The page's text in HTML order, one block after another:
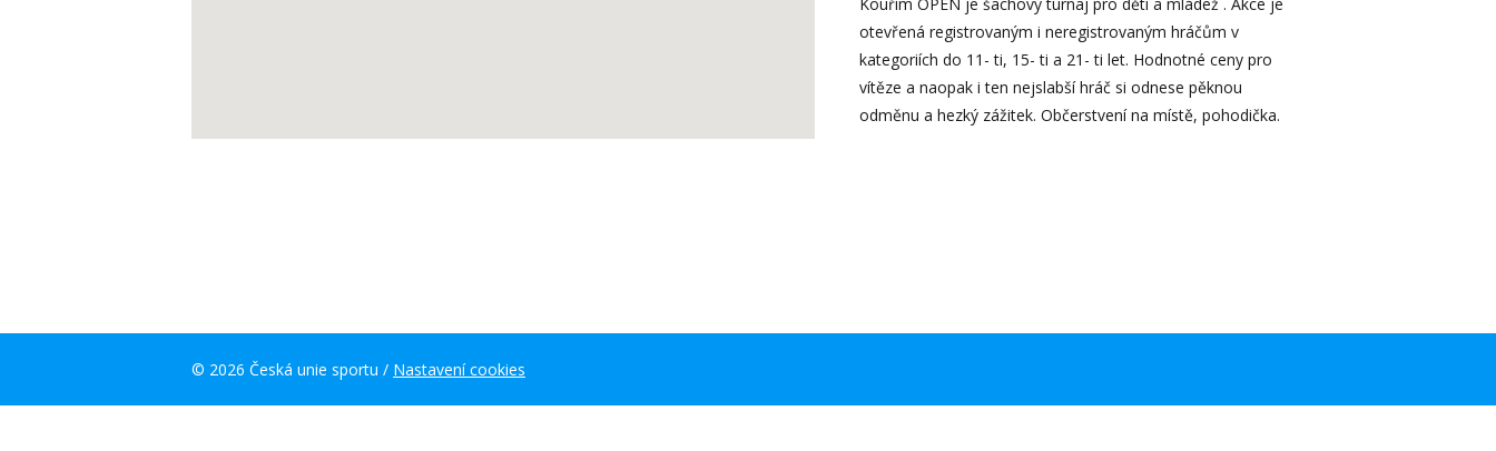
otevřená registrovaným i neregistrovaným hráčům v
kategoriích do 11- ti, 15- ti a 21- ti let. Hodnotné ceny pro
vítěze a naopak i ten nejslabší hráč si odnese pěknou
odměnu a hezký zážitek. Občerstvení na místě, pohodička.
© 2026 Česká unie sportu / Nastavení cookies